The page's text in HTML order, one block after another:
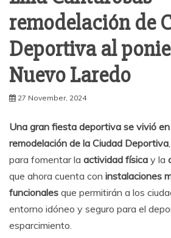
remodelación de
Deportiva al
Nuevo Laredo
27 November, 2024
Una gran fiesta deportiva se vivió
remodelación de la Ciudad Deportiva
para fomentar la actividad física y la
que ahora cuenta con instalaciones
funcionales que permitirán a los
entorno idóneo y seguro para el
esparcimiento.